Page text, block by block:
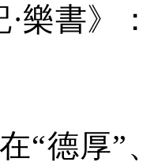
·樂書》
“德厚”